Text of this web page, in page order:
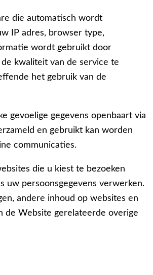
die automatisch wordt
IP adres, browser type,
wordt gebruikt door
kwaliteit van de service te
het gebruik van de
gevoelige gegevens openbaart via
en gebruikt kan worden
communicaties.
die u kiest te bezoeken
uw persoonsgegevens verwerken.
andere inhoud op websites en
de Website gerelateerde overige